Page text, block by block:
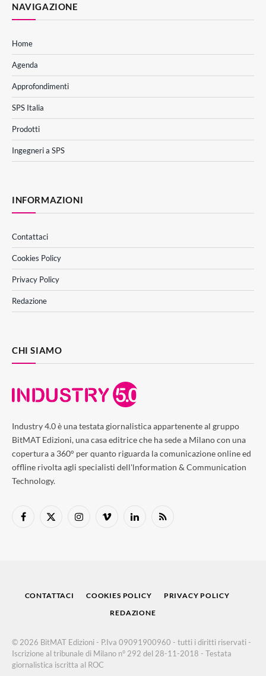
NAVIGAZIONE
Home
Agenda
Approfondimenti
SPS Italia
Prodotti
Ingegneri a SPS
INFORMAZIONI
Contattaci
Cookies Policy
Privacy Policy
Redazione
CHI SIAMO
Industry 4.0 è una testata giornalistica appartenente al gruppo
BitMAT Edizioni, una casa editrice che ha sede a Milano con una
copertura a 360° per quanto riguarda la comunicazione online ed
offline rivolta agli specialisti dell'lnformation & Communication
Technology.
Facebook
X
InstagramVimeo LinkedInRSS
CONTATTACI COOKIES POLICY
PRIVACY POLICY
REDAZIONE
© 2026 BitMAT Edizioni - P.Iva 09091900960 - tutti i diritti riservati -
Iscrizione al tribunale di Milano n° 292 del 28-11-2018 - Testata
giornalistica iscritta al ROC